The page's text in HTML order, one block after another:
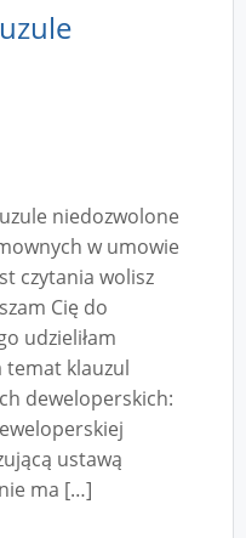
niedozwolone
w umowie
czytania wolisz
Cię do
udzieliłam
temat klauzul
deweloperskich:
ustawą
ma […]